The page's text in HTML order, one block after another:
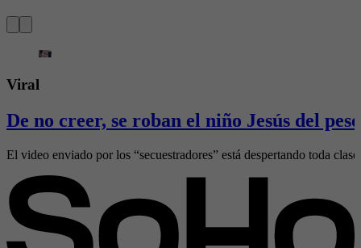
Viral
De no creer, se roban el niño Jesús del
El video enviado por los “secuestradores” está despertando toda